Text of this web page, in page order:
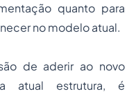
quanto para
no modelo atual.
de aderir ao novo
atual estrutura, é